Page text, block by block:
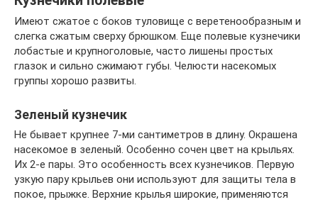
Имеют сжатое с боков туловище с веретенообразным и
слегка сжатым сверху брюшком. Еще полевые кузнечики
лобастые и крупноголовые, часто лишены простых
глазок и сильно сжимают губы. Челюсти насекомых
группы хорошо развиты.
Зеленый кузнечик
Не бывает крупнее 7-ми сантиметров в длину. Окрашена
насекомое в зеленый. Особенно сочен цвет на крыльях.
Их 2-е пары. Это особенность всех кузнечиков. Первую
узкую пару крыльев они используют для защиты тела в
покое, прыжке. Верхние крылья широкие, применяются